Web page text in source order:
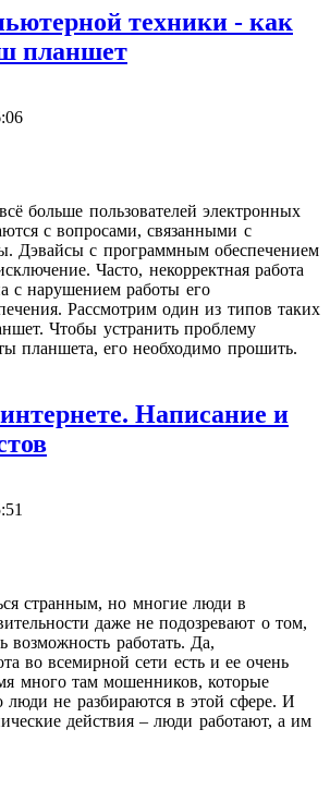
техники - как
планшет
больше пользователей электронных
с вопросами, связанными с
Дэвайсы с программным обеспечением
Часто, некорректная работа
с нарушением работы его
Рассмотрим один из типов таких
Чтобы устранить проблему
планшета, его необходимо прошить.
Написание и
странным, но многие люди в
даже не подозревают о том,
возможность работать. Да,
во всемирной сети есть и ее очень
много там мошенников, которые
люди не разбираются в этой сфере. И
действия – люди работают, а им